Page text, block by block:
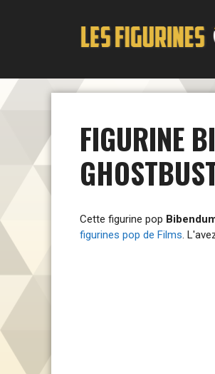
FIGURINE
Cette figurine pop
figurines pop de Films.